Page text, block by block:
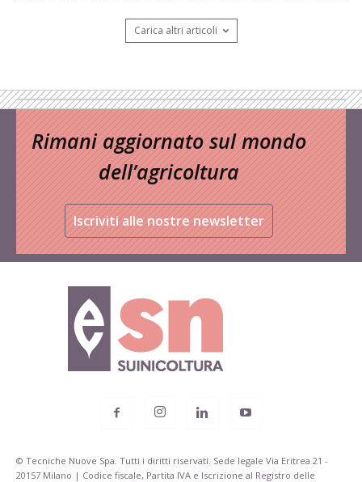
Carica altri articoli
Rimani aggiornato sul mondo
dell’agricoltura
Iscriviti alle nostre newsletter
© Tecniche Nuove Spa. Tutti i diritti riservati. Sede legale Via Eritrea 21 -
20157 Milano | Codice fiscale, Partita IVA e Iscrizione al Registro delle